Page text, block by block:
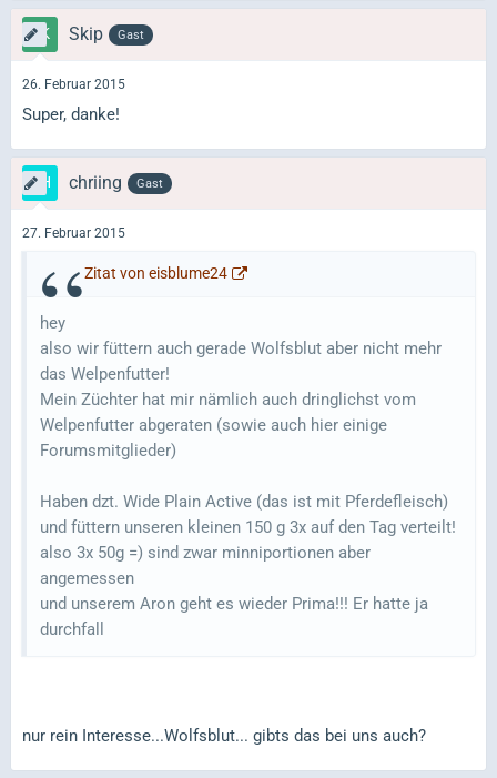
Skip Gast
26. Februar 2015
Super, danke!
chriing Gast
27. Februar 2015
Zitat von eisblume24
hey
also wir füttern auch gerade Wolfsblut aber nicht mehr
das Welpenfutter!
Mein Züchter hat mir nämlich auch dringlichst vom
Welpenfutter abgeraten (sowie auch hier einige
Forumsmitglieder)
Haben dzt. Wide Plain Active (das ist mit Pferdefleisch)
und füttern unseren kleinen 150 g 3x auf den Tag verteilt!
also 3x 50g =) sind zwar minniportionen aber
angemessen
und unserem Aron geht es wieder Prima!!! Er hatte ja
durchfall
nur rein Interesse...Wolfsblut... gibts das bei uns auch?